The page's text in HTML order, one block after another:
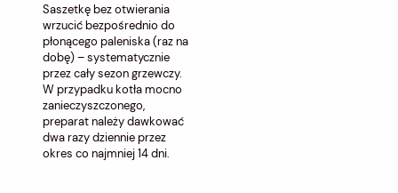
Saszetkę bez otwierania
wrzucić bezpośrednio do
płonącego paleniska (raz na
dobę) – systematycznie
przez cały sezon grzewczy.
W przypadku kotła mocno
zanieczyszczonego,
preparat należy dawkować
dwa razy dziennie przez
okres co najmniej 14 dni.